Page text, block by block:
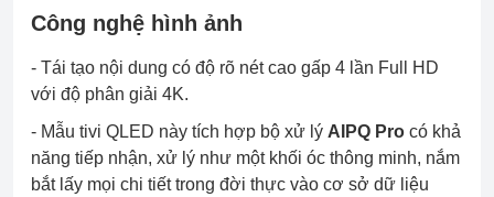
Công nghệ hình ảnh
- Tái tạo nội dung có độ rõ nét cao gấp 4 lần Full HD
với độ phân giải 4K.
- Mẫu tivi QLED này tích hợp bộ xử lý AIPQ Pro có khả
năng tiếp nhận, xử lý như một khối óc thông minh, nắm
bắt lấy mọi chi tiết trong đời thực vào cơ sở dữ liệu